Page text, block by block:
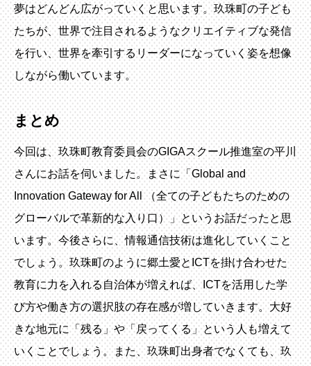
夢はどんどん広がっていくと思います。玖珠町の子ども
たちが、世界で注目されるようなクリエイティブな発信
を行い、世界を牽引するリーダーになっていく姿を想像
しながら働いています。
まとめ
今回は、玖珠町教育委員会のGIGAスクール推進室の平川
さんにお話を伺いました。まさに「Global and
Innovation Gateway for All （全ての子どもたちのための
グローバルで革新的な入り口）」というお話だったと思
います。今後さらに、情報通信技術は進化していくこと
でしょう。玖珠町のように郷土愛とICTを掛け合わせた
教育に力を入れる自治体が増えれば、ICTを活用した学
び方や働き方の選択肢の存在感が増していきます。大好
きな地元に「残る」や「戻ってくる」という人も増えて
いくことでしょう。また、玖珠町出身者でなくても、玖